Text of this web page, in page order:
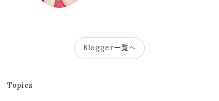
Blogger一覧へ
Topics